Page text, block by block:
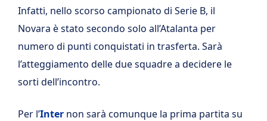
Infatti, nello scorso campionato di Serie B, il
Novara è stato secondo solo all’Atalanta per
numero di punti conquistati in trasferta. Sarà
l’atteggiamento delle due squadre a decidere le
sorti dell’incontro.
Per l’Inter non sarà comunque la prima partita su